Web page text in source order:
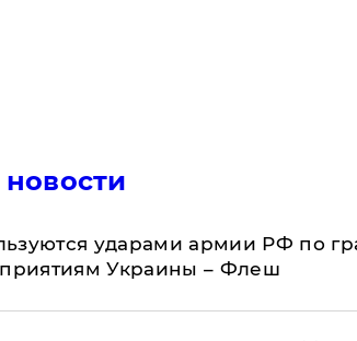
ударами армии РФ по
Украины – Флеш